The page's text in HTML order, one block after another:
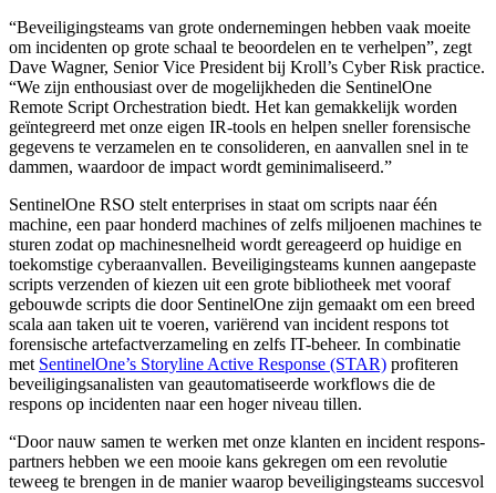
“Beveiligingsteams van grote ondernemingen hebben vaak moeite
om incidenten op grote schaal te beoordelen en te verhelpen”, zegt
Dave Wagner, Senior Vice President bij Kroll’s Cyber ​​Risk practice.
“We zijn enthousiast over de mogelijkheden die SentinelOne
Remote Script Orchestration biedt. Het kan gemakkelijk worden
geïntegreerd met onze eigen IR-tools en helpen sneller forensische
gegevens te verzamelen en te consolideren, en aanvallen snel in te
dammen, waardoor de impact wordt geminimaliseerd.”
SentinelOne RSO stelt enterprises in staat om scripts naar één
machine, een paar honderd machines of zelfs miljoenen machines te
sturen zodat op machinesnelheid wordt gereageerd op huidige en
toekomstige cyberaanvallen. Beveiligingsteams kunnen aangepaste
scripts verzenden of kiezen uit een grote bibliotheek met vooraf
gebouwde scripts die door SentinelOne zijn gemaakt om een ​​breed
scala aan taken uit te voeren, variërend van incident respons tot
forensische artefactverzameling en zelfs IT-beheer. In combinatie
met SentinelOne’s Storyline Active Response (STAR) profiteren
beveiligingsanalisten van geautomatiseerde workflows die de
respons op incidenten naar een hoger niveau tillen.
“Door nauw samen te werken met onze klanten en incident respons-
partners hebben we een mooie kans gekregen om een ​​revolutie
teweeg te brengen in de manier waarop beveiligingsteams succesvol